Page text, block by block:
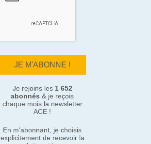
Je rejoins les 1 652
abonnés & je reçois
chaque mois la newsletter
ACE !
En m’abonnant, je choisis
explicitement de recevoir la